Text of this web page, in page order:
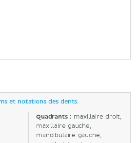
et notations des dents
Quadrants : maxillaire droit,
maxillaire gauche,
mandibulaire gauche,